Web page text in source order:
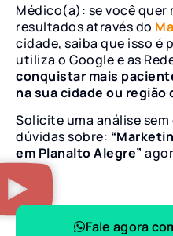
Médico(a): se você quer
resultados através do
cidade, saiba que isso é
utiliza o Google e as
conquistar mais
na sua cidade ou região
Solicite uma análise
dúvidas sobre:
em Planalto Alegre”
Fale agora